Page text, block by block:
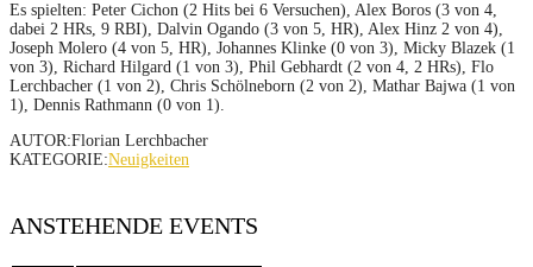
Es spielten: Peter Cichon (2 Hits bei 6 Versuchen), Alex Boros (3 von 4,
dabei 2 HRs, 9 RBI), Dalvin Ogando (3 von 5, HR), Alex Hinz 2 von 4),
Joseph Molero (4 von 5, HR), Johannes Klinke (0 von 3), Micky Blazek (1
von 3), Richard Hilgard (1 von 3), Phil Gebhardt (2 von 4, 2 HRs), Flo
Lerchbacher (1 von 2), Chris Schölneborn (2 von 2), Mathar Bajwa (1 von
1), Dennis Rathmann (0 von 1).
AUTOR:Florian Lerchbacher
KATEGORIE:Neuigkeiten
ANSTEHENDE EVENTS